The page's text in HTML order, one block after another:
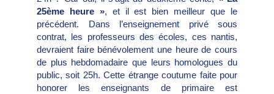
25ème heure », et il est bien meilleur que le
précédent. Dans l’enseignement privé sous
contrat, les professeurs des écoles, ces nantis,
devraient faire bénévolement une heure de cours
de plus hebdomadaire que leurs homologues du
public, soit 25h. Cette étrange coutume faite pour
honorer les enseignants de primaire est